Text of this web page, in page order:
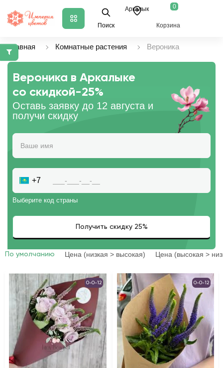
Поиск
Аркалык 0
Корзина
Главная Комнатные растения Вероника
Вероника в Аркалыке
со скидкой-25%
Оставь заявку до 12 августа и
получи скидку
+7
Выберите код страны
По умолчанию Цена (низкая > высокая) Цена (высокая >
0-0-12 0-0-12